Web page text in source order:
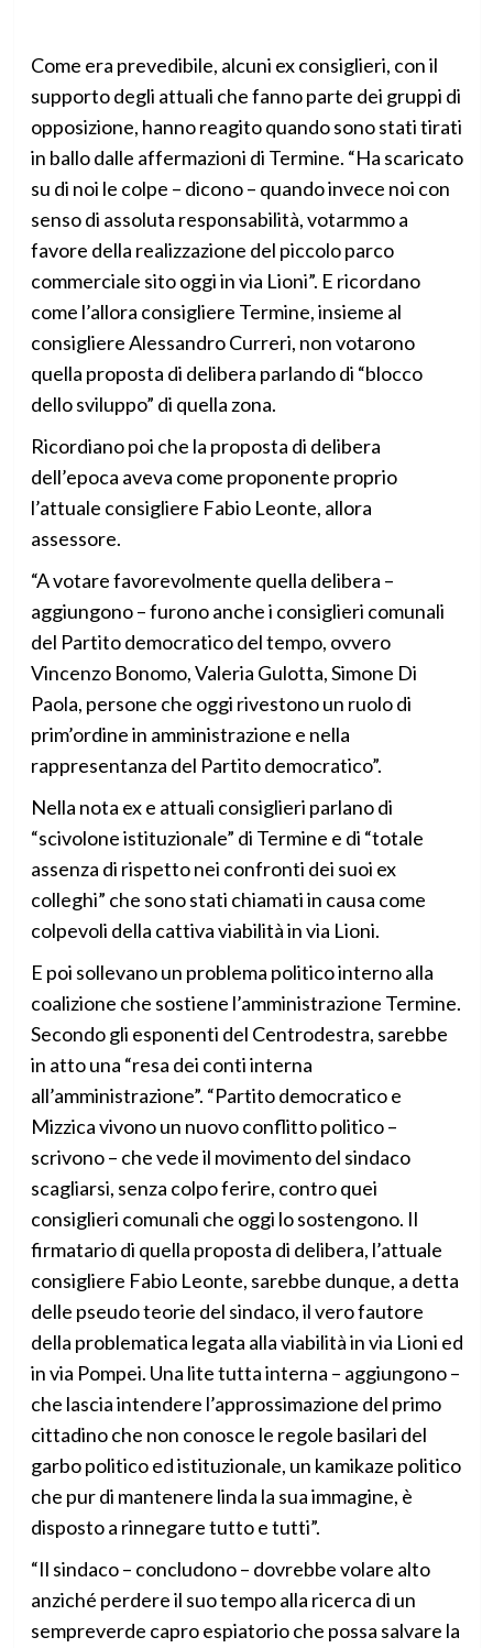
Come era prevedibile, alcuni ex consiglieri, con il
supporto degli attuali che fanno parte dei gruppi di
opposizione, hanno reagito quando sono stati tirati
in ballo dalle affermazioni di Termine. “Ha scaricato
su di noi le colpe – dicono – quando invece noi con
senso di assoluta responsabilità, votarmmo a
favore della realizzazione del piccolo parco
commerciale sito oggi in via Lioni”. E ricordano
come l’allora consigliere Termine, insieme al
consigliere Alessandro Curreri, non votarono
quella proposta di delibera parlando di “blocco
dello sviluppo” di quella zona.
Ricordiano poi che la proposta di delibera
dell’epoca aveva come proponente proprio
l’attuale consigliere Fabio Leonte, allora
assessore.
“A votare favorevolmente quella delibera –
aggiungono – furono anche i consiglieri comunali
del Partito democratico del tempo, ovvero
Vincenzo Bonomo, Valeria Gulotta, Simone Di
Paola, persone che oggi rivestono un ruolo di
prim’ordine in amministrazione e nella
rappresentanza del Partito democratico”.
Nella nota ex e attuali consiglieri parlano di
“scivolone istituzionale” di Termine e di “totale
assenza di rispetto nei confronti dei suoi ex
colleghi” che sono stati chiamati in causa come
colpevoli della cattiva viabilità in via Lioni.
E poi sollevano un problema politico interno alla
coalizione che sostiene l’amministrazione Termine.
Secondo gli esponenti del Centrodestra, sarebbe
in atto una “resa dei conti interna
all’amministrazione”. “Partito democratico e
Mizzica vivono un nuovo conflitto politico –
scrivono – che vede il movimento del sindaco
scagliarsi, senza colpo ferire, contro quei
consiglieri comunali che oggi lo sostengono. Il
firmatario di quella proposta di delibera, l’attuale
consigliere Fabio Leonte, sarebbe dunque, a detta
delle pseudo teorie del sindaco, il vero fautore
della problematica legata alla viabilità in via Lioni ed
in via Pompei. Una lite tutta interna – aggiungono –
che lascia intendere l’approssimazione del primo
cittadino che non conosce le regole basilari del
garbo politico ed istituzionale, un kamikaze politico
che pur di mantenere linda la sua immagine, è
disposto a rinnegare tutto e tutti”.
“Il sindaco – concludono – dovrebbe volare alto
anziché perdere il suo tempo alla ricerca di un
sempreverde capro espiatorio che possa salvare la